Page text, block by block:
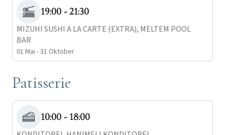
19:00 - 21:30
MIZUHI SUSHI A LA CARTE (EXTRA), MELTEM POOL
BAR
01 Mai - 31 Oktober
Patisserie
10:00 - 18:00